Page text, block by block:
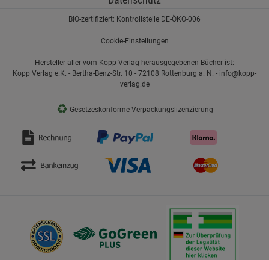
BIO-zertifiziert: Kontrollstelle DE-ÖKO-006
Cookie-Einstellungen
Hersteller aller vom Kopp Verlag herausgegebenen Bücher ist:
Kopp Verlag e.K. - Bertha-Benz-Str. 10 - 72108 Rottenburg a. N. - info@kopp-
verlag.de
♻ Gesetzeskonforme Verpackungslizenzierung